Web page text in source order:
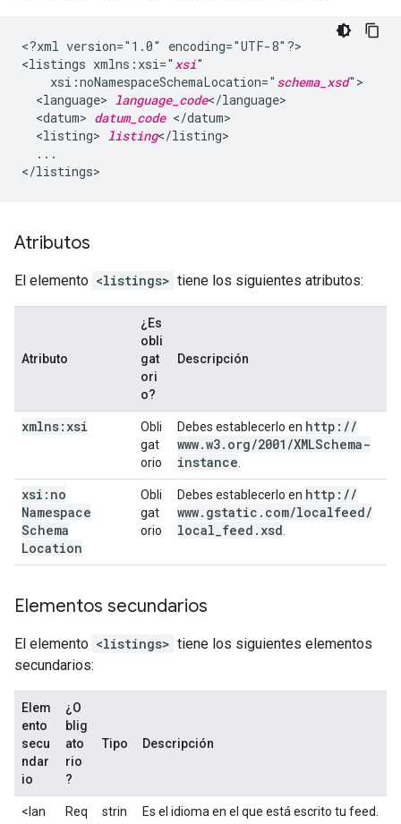
<?xml version="1.0"
encoding="UTF-8"?>
<listings xmlns:xsi=" xsi
xsi:noNamespaceSchemaLocation=" schema_xsd
<language> language_code
<datum> datum_code
<listing> listing
...
Atributos
El elemento <listings> tiene los siguientes atributos:
Atributo
¿Es
obli
gat
ori
o?
Descripción
xmlns:xsi
Obli
gat
orio
Debes establecerlo en http: //
www.w3. org/2001 /XMLSchema-
instance
xsi:no
Namespace
Schema
Location
Obli
gat
orio
Debes establecerlo en http: //
www. gstatic . com/localfeed/
local feed . xsd
Elementos secundarios
El elemento <listings> tiene los siguientes elementos
secundarios:
Elem
ento
secu
ndar
io
¿O
blig
ato
rio
?
Tipo Descripción
<lan
Req
strin
Es el idioma en el que está escrito tu feed.